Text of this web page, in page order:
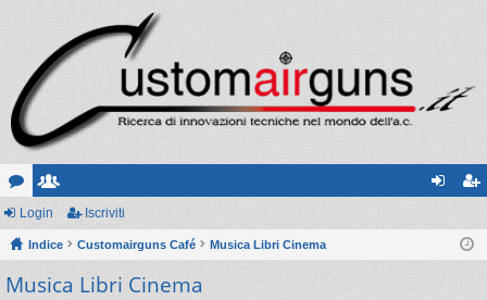
or
u
m
sc
ritt
i
riv
Login Iscriviti
Indice Customairguns Café Musica Libri Cinema
Musica Libri Cinema